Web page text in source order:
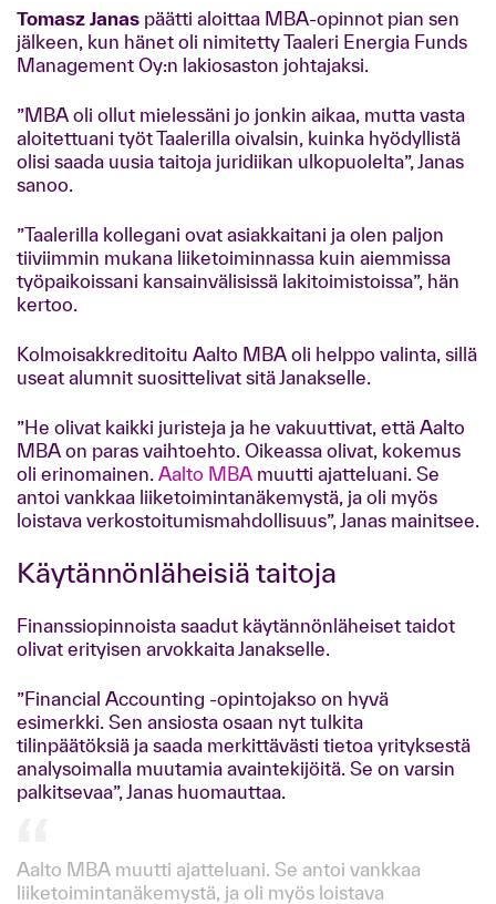
Tomasz Janas päätti aloittaa MBA-opinnot pian sen
jälkeen, kun hänet oli nimitetty Taaleri Energia Funds
Management Oy:n lakiosaston johtajaksi.
”MBA oli ollut mielessäni jo jonkin aikaa, mutta vasta
aloitettuani työt Taalerilla oivalsin, kuinka hyödyllistä
olisi saada uusia taitoja juridiikan ulkopuolelta”, Janas
sanoo.
”Taalerilla kollegani ovat asiakkaitani ja olen paljon
tiiviimmin mukana liiketoiminnassa kuin aiemmissa
työpaikoissani kansainvälisissä lakitoimistoissa”, hän
kertoo.
Kolmoisakkreditoitu Aalto MBA oli helppo valinta, sillä
useat alumnit suosittelivat sitä Janakselle.
”He olivat kaikki juristeja ja he vakuuttivat, että Aalto
MBA on paras vaihtoehto. Oikeassa olivat, kokemus
oli erinomainen. Aalto MBA muutti ajatteluani. Se
antoi vankkaa liiketoimintanäkemystä, ja oli myös
loistava verkostoitumismahdollisuus”, Janas mainitsee.
Käytännönläheisiä taitoja
Finanssiopinnoista saadut käytännönläheiset taidot
olivat erityisen arvokkaita Janakselle.
”Financial Accounting -opintojakso on hyvä
esimerkki. Sen ansiosta osaan nyt tulkita
tilinpäätöksiä ja saada merkittävästi tietoa yrityksestä
analysoimalla muutamia avaintekijöitä. Se on varsin
palkitsevaa”, Janas huomauttaa.
Aalto MBA muutti ajatteluani. Se antoi vankkaa
liiketoimintanäkemystä, ja oli myös loistava